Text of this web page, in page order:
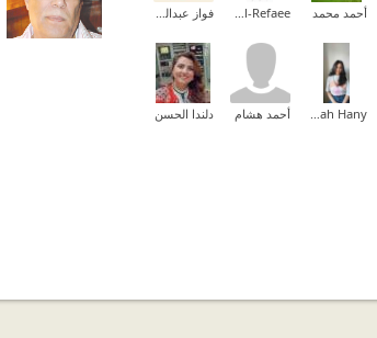
أحمد محمد Fatma Al-Refaee فواز عبدالمحسن
Sarah Hany أحمد هشام دلندا الحسن